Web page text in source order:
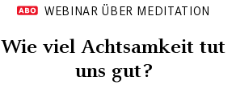
WEBINAR ÜBER MEDITATION
Wie viel Achtsamkeit tut
uns gut?